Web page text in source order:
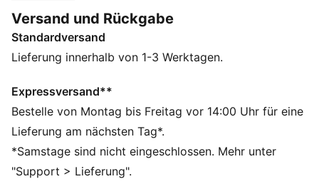
FEATURES + VORTEILE
Hergestellt aus mindestens 20 % recycelter Baumwolle
DETAILS
Passform: Relaxed
Länge: Regulär
Ausschnitt: Rundhalsausschnitt
Hauptmaterial: Piqué
Gerippter Ausschnitt
Kurze Ärmel
Versand und Rückgabe
Standardversand
Lieferung innerhalb von 1-3 Werktagen.
Expressversand**
Bestelle von Montag bis Freitag vor 14:00 Uhr für eine
Lieferung am nächsten Tag*.
*Samstage sind nicht eingeschlossen. Mehr unter
"Support > Lieferung".